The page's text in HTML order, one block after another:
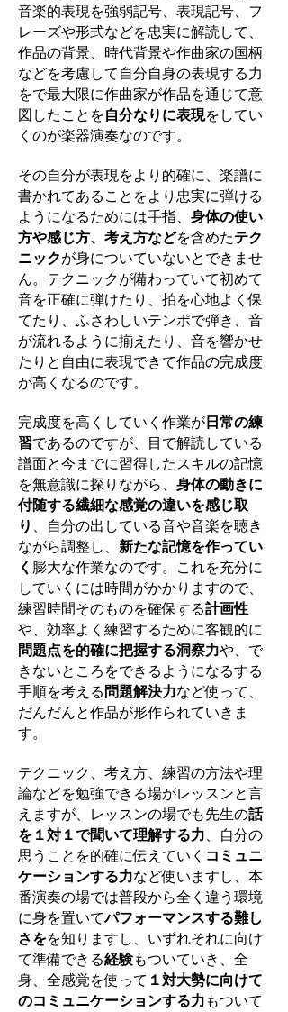
音楽的表現を強弱記号、表現記号、フ
レーズや形式などを忠実に解読して、
作品の背景、時代背景や作曲家の国柄
などを考慮して自分自身の表現する力
をで最大限に作曲家が作品を通じて意
図したことを自分なりに表現をしてい
くのが楽器演奏なのです。
その自分が表現をより的確に、楽譜に
書かれてあることをより忠実に弾ける
ようになるためには手指、 身体の使い
方や感じ方、考え方などを含めたテク
ニックが身についていないとできませ
ん。テクニックが備わっていて初めて
音を正確に弾けたり、拍を心地よく保
てたり、ふさわしいテンポで弾き、音
が流れるように揃えたり、音を響かせ
たりと自由に表現できて作品の完成度
が高くなるのです。
完成度を高くしていく作業が日常の練
習であるのですが、目で解読している
譜面と今までに習得したスキルの記憶
を無意識に探りながら、 身体の動きに
付随する繊細な感覚の違いを感じ取
り 、自分の出している音や音楽を聴き
ながら調整し、 新たな記憶を作ってい
く 膨大な作業なのです。これを充分に
していくには時間がかかりますので、
練習時間そのものを確保する計画性
や、効率よく練習するために客観的に
問題点を的確に把握する洞察力や、で
きないところをできるようになるする
手順を考える 問題解決力など使って、
だんだんと作品が形作られていきま
す。
テクニック、考え方、練習の方法や理
論などを勉強できる場がレッスンと言
えますが、レッスンの場でも先生の話
を１対１で聞いて理解する力、自分の
思うことを的確に伝えていく コミュニ
ケーションする力など使いますし、本
番演奏の場では普段から全く違う環境
に身を置いてパフォーマンスする難し
さをを知りますし、いずれそれに向け
て準備できる経験もついていき、全
身、全感覚を使って １対大勢に向けて
のコミュニケーションする力 もついて